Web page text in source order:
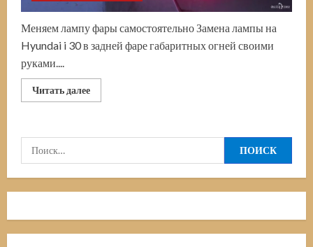
Меняем лампу фары самостоятельно Замена лампы на
Hyundai i 30 в задней фаре габаритных огней своими
руками....
Читать далееПрочитать
больше
на
Задние
габариты
Найти: